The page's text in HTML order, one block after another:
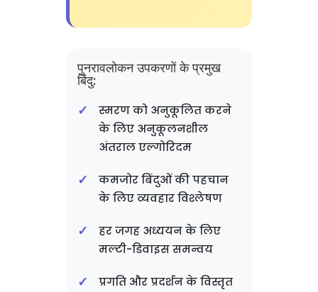
पुनरावलोकन उपकरणों के प्रमुख
बिंदु:
स्मरण को अनुकूलित करने
के लिए अनुकूलनशील
अंतराल एल्गोरिदम
कमजोर बिंदुओं की पहचान
के लिए व्यवहार विश्लेषण
हर जगह अध्ययन के लिए
मल्टी-डिवाइस समन्वय
प्रगति और प्रदर्शन के विस्तृत